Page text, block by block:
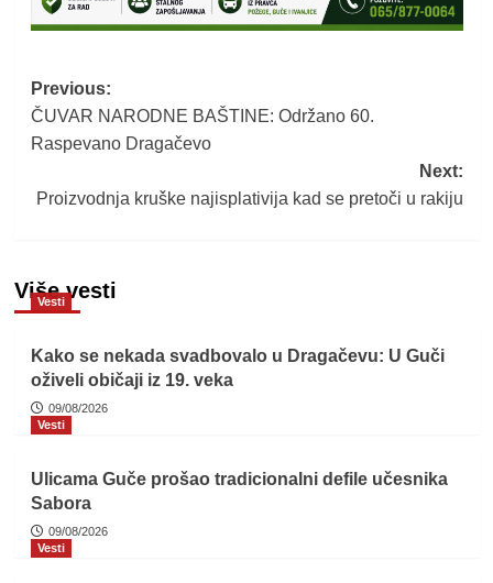
Post
navigation
Previous:
ČUVAR NARODNE BAŠTINE: Održano 60.
Raspevano Dragačevo
Next:
Proizvodnja kruške najisplativija kad se pretoči u rakiju
Više vesti
Vesti
Kako se nekada svadbovalo u Dragačevu: U Guči
oživeli običaji iz 19. veka
09/08/2026
Vesti
Ulicama Guče prošao tradicionalni defile učesnika
Sabora
09/08/2026
Vesti